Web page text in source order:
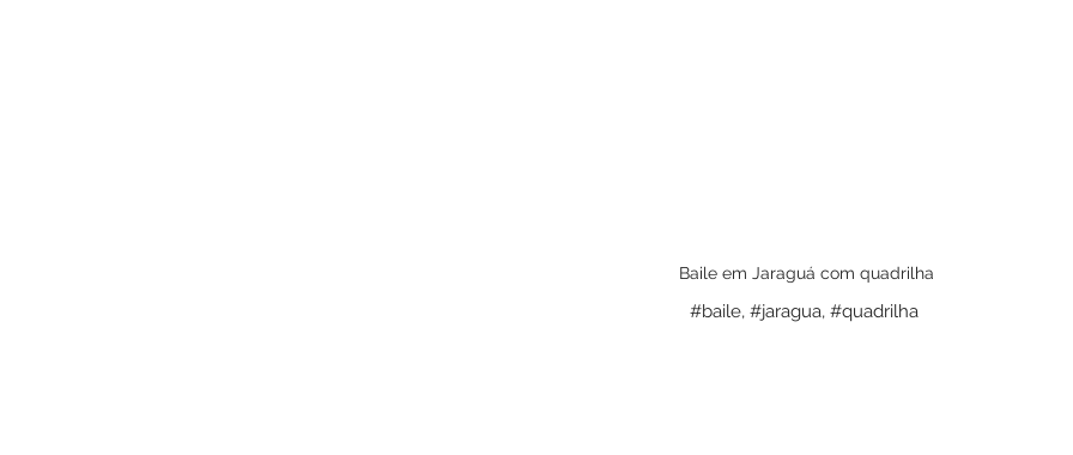
Baile em Jaraguá com quadrilha
#baile, #jaragua, #quadrilha